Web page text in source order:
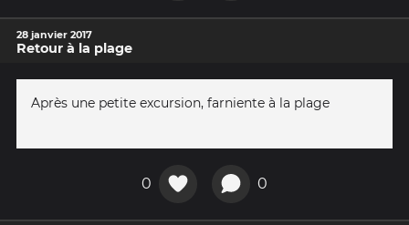
28 janvier 2017
Retour à la plage
Après une petite excursion, farniente à la plage
0 0